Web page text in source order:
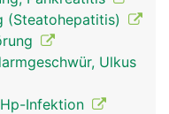
ausgeschieden.
kräftige,
(Peristaltik)
(Steatohepatitis)
Ulkus
Infektion